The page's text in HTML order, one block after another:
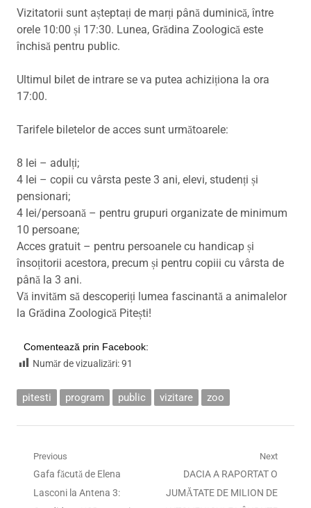
Vizitatorii sunt așteptați de marți până duminică, între
orele 10:00 și 17:30. Lunea, Grădina Zoologică este
închisă pentru public.
Ultimul bilet de intrare se va putea achiziționa la ora
17:00.
Tarifele biletelor de acces sunt următoarele:
8 lei – adulți;
4 lei – copii cu vârsta peste 3 ani, elevi, studenți și
pensionari;
4 lei/persoană – pentru grupuri organizate de minimum
10 persoane;
Acces gratuit – pentru persoanele cu handicap și
însoțitorii acestora, precum și pentru copiii cu vârsta de
până la 3 ani.
Vă invităm să descoperiți lumea fascinantă a animalelor
la Grădina Zoologică Pitești!
Comentează prin Facebook:
Număr de vizualizări:91
pitesti program public vizitare zoo
Navigare
Previous
Previous
post:
Gafa făcută de Elena
Lasconi la Antena 3:
Next
Next
post:
DACIA A RAPORTAT O
JUMĂTATE DE MILION DE